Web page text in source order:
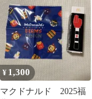
¥ 1,300
マクドナルド 2025福